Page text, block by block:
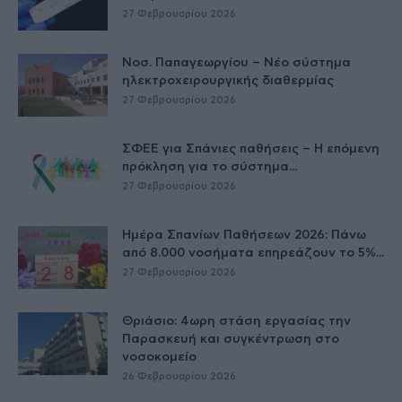
27 Φεβρουαρίου 2026
Νοσ. Παπαγεωργίου – Νέο σύστημα
ηλεκτροχειρουργικής διαθερμίας
27 Φεβρουαρίου 2026
ΣΦΕΕ για Σπάνιες παθήσεις – Η επόμενη
πρόκληση για το σύστημα...
27 Φεβρουαρίου 2026
Ημέρα Σπανίων Παθήσεων 2026: Πάνω
από 8.000 νοσήματα επηρεάζουν το 5%...
27 Φεβρουαρίου 2026
Θριάσιο: 4ωρη στάση εργασίας την
Παρασκευή και συγκέντρωση στο
νοσοκομείο
26 Φεβρουαρίου 2026